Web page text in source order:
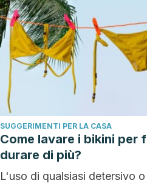
SUGGERIMENTI PER LA CASA
Come lavare i bikini per
durare di più?
L'uso di qualsiasi detersivo